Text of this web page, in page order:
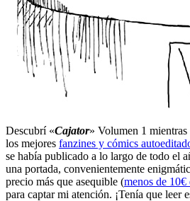
Descubrí «Cajator» Volumen 1
los mejores fanzines y cómics
se había publicado a lo largo de todo el
una portada, convenientemente
precio más que asequible (menos de 10€
para captar mi atención. ¡Tenía que leer